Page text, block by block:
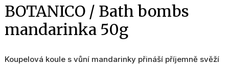
BOTANICO / Bath bombs
mandarinka 50g
Koupelová koule s vůní mandarinky přináší příjemně svěží